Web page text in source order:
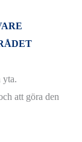
yta.
att göra den